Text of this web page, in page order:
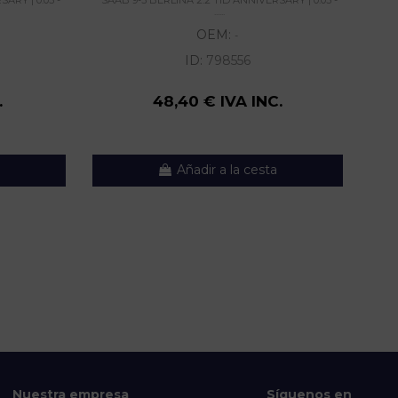
OEM: -
ID: 798556
48,40 € IVA INC.
Añadir a la cesta
Nuestra empresa Síguenos en